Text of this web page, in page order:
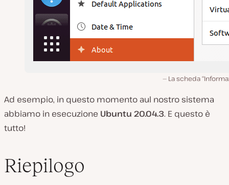
La scheda
Ad esempio, in questo momento aul nostro sistema
abbiamo in esecuzione Ubuntu 20.04.3. E questo è
tutto!
Riepilogo